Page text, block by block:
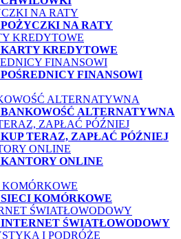
POŻYCZKI NA RATY
KARTY KREDYTOWE
POŚREDNICY FINANSOWI
BANKOWOŚĆ ALTERNATYWNA
KUP TERAZ, ZAPŁAĆ PÓŹNIEJ
KANTORY ONLINE
SIECI KOMÓRKOWE
INTERNET ŚWIATŁOWODOWY